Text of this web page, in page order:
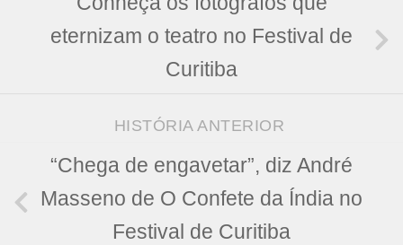
eternizam o teatro no Festival de
Curitiba
HISTÓRIA ANTERIOR
“Chega de engavetar”, diz André
Masseno de O Confete da Índia no
Festival de Curitiba